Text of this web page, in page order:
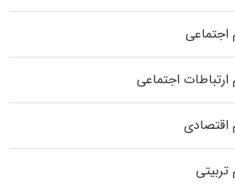
اجتماعی
اجتماعی
اقتصادی